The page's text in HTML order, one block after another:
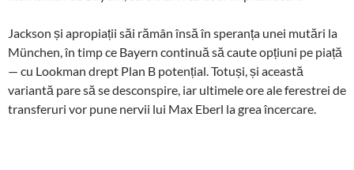
Jackson și apropiații săi rămân însă în speranța unei mutări la
München, în timp ce Bayern continuă să caute opțiuni pe piață
— cu Lookman drept Plan B potențial. Totuși, și această
variantă pare să se desconspire, iar ultimele ore ale ferestrei de
transferuri vor pune nervii lui Max Eberl la grea încercare.